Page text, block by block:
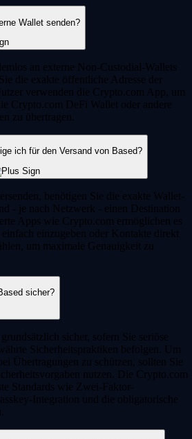
Wallet senden?
an externe Non-Custodial-Wallets
die exakte öffentliche Adresse der
verwenden die Crypto.com App, um
Crypto.com DeFi Wallet oder andere
zu übertragen.
ich für den Versand von Based?
benötigen Sie die exakte Wallet-
- je nach Netzwerk - einen Destination
Apps wie Crypto.com ermöglichen es
einzugeben oder Kontakte direkt
um maximale Genauigkeit zu
sicher?
sicher, sofern Sie seriöse
Sicherheitspraktiken befolgen. Um
Übertragungen zu schützen, sollten Sie
nutzen. Die Crypto.com
Standards wie Zwei-Faktor-
Integration und die obligatorische